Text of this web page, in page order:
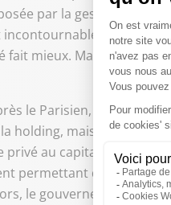
par la gestion
Mieux, elle
mieux. Mais tout de
le Parisien, cette
holding, mais de rendre
au capital de SNCF
permettant de filialiser
le gouvernement a